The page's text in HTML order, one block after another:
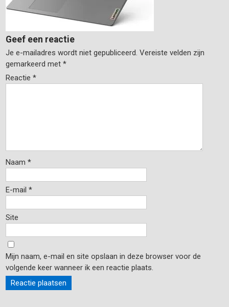
Geef een reactie
Je e-mailadres wordt niet gepubliceerd. Vereiste velden zijn
gemarkeerd met*
Reactie*
Naam*
E-mail*
Site
Mijn naam, e-mail en site opslaan in deze browser voor de
volgende keer wanneer ik een reactie plaats.